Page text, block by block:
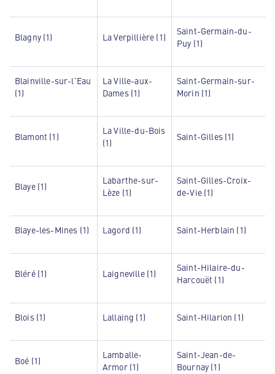
Blagny (1) La Verpillière (1)
Saint-Germain-du-
Puy (1)
Blainville-sur-l'Eau
(1)
La Ville-aux-
Dames (1)
Saint-Germain-sur-
Morin (1)
Blamont (1)
La Ville-du-Bois
(1)
Saint-Gilles (1)
Blaye (1)
Labarthe-sur-
Lèze (1)
Saint-Gilles-Croix-
de-Vie (1)
Blaye-les-Mines (1) Lagord (1) Saint-Herblain (1)
Bléré (1) Laigneville (1)
Saint-Hilaire-du-
Harcouët (1)
Blois (1) Lallaing (1) Saint-Hilarion (1)
Boé (1)
Lamballe-
Armor (1)
Saint-Jean-de-
Bournay (1)